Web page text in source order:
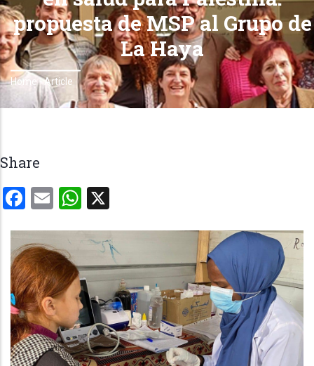
propuesta de MSP al Grupo de
La Haya
Breadcrumb
Home -Article
Share
Facebook
EmailWhatsApp